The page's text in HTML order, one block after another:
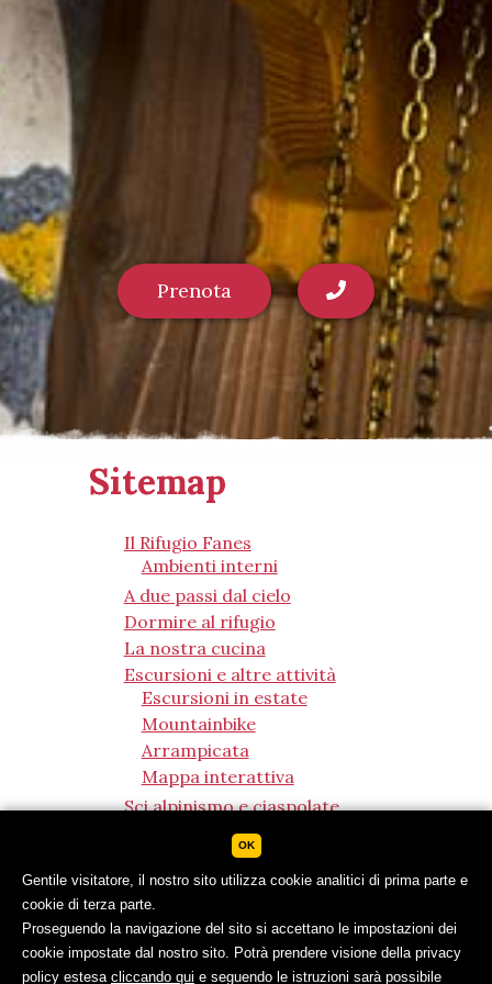
Prenota
Sitemap
Il Rifugio Fanes
Ambienti interni
A due passi dal cielo
Dormire al rifugio
La nostra cucina
Escursioni e altre attività
Escursioni in estate
Mountainbike
Arrampicata
Mappa interattiva
Sci alpinismo e ciaspolate
Il Parco Naturale Fanes - Sennes
Prezzi e richiesta
Prezzi
Condizioni generali
Richiesta
OK
Gentile visitatore, il nostro sito utilizza cookie analitici di prima parte e
cookie di terza parte.
Proseguendo la navigazione del sito si accettano le impostazioni dei
cookie impostate dal nostro sito. Potrà prendere visione della privacy
policy estesa cliccando qui e seguendo le istruzioni sarà possibile